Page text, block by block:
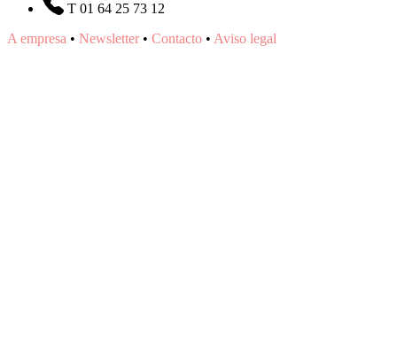
T 01 64 25 73 12
A empresa • Newsletter • Contacto • Aviso legal